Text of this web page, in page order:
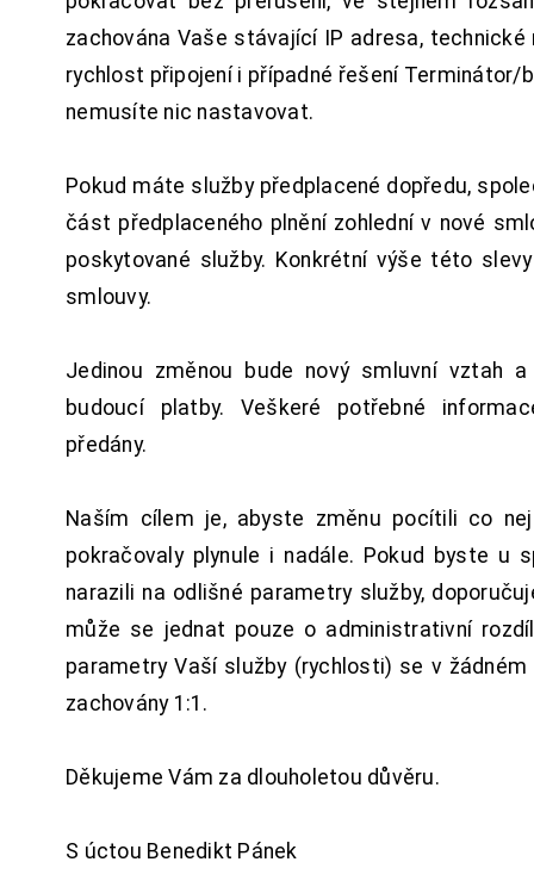
zachována Vaše stávající IP adresa, technické
rychlost připojení i případné řešení Terminátor/
nemusíte nic nastavovat.
Pokud máte služby předplacené dopředu,
část předplaceného plnění zohlední v nové
poskytované služby. Konkrétní výše této
smlouvy.
Jedinou změnou bude nový smluvní vztah
budoucí platby. Veškeré potřebné
předány.
Naším cílem je, abyste změnu pocítili co
pokračovaly plynule i nadále. Pokud byste u
narazili na odlišné parametry služby,
může se jednat pouze o administrativní
parametry Vaší služby (rychlosti) se v
zachovány 1:1.
Děkujeme Vám za dlouholetou důvěru.
S úctou Benedikt Pánek